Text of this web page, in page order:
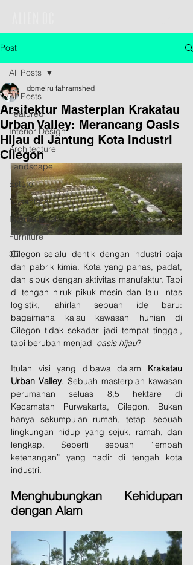
Post
All Posts
Featured
Interior Design
Architecture
Landscape
Estate
Nusantara
International
Furniture
3D
All Posts
Arsitektur Masterplan Krakatau
Urban Valley: Merancang Oasis
Hijau di Jantung Kota Industri
Cilegon
domeiru fahramshed
Cilegon selalu identik dengan industri baja
dan pabrik kimia. Kota yang panas, padat,
dan sibuk dengan aktivitas manufaktur. Tapi
di tengah hiruk pikuk mesin dan lalu lintas
logistik, lahirlah sebuah ide baru:
bagaimana kalau kawasan hunian di
Cilegon tidak sekadar jadi tempat tinggal,
tapi berubah menjadi oasis hijau?
Itulah visi yang dibawa dalam Krakatau
Urban Valley. Sebuah masterplan kawasan
perumahan seluas 8,5 hektare di
Kecamatan Purwakarta, Cilegon. Bukan
hanya sekumpulan rumah, tetapi sebuah
lingkungan hidup yang sejuk, ramah, dan
lengkap. Seperti sebuah “lembah
ketenangan” yang hadir di tengah kota
industri.
Menghubungkan Kehidupan
dengan Alam